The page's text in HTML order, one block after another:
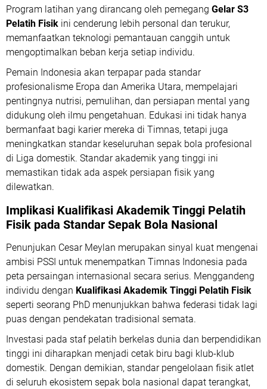
Program latihan yang dirancang oleh pemegang Gelar S3
Pelatih Fisik ini cenderung lebih personal dan terukur,
memanfaatkan teknologi pemantauan canggih untuk
mengoptimalkan beban kerja setiap individu.
Pemain Indonesia akan terpapar pada standar
profesionalisme Eropa dan Amerika Utara, mempelajari
pentingnya nutrisi, pemulihan, dan persiapan mental yang
didukung oleh ilmu pengetahuan. Edukasi ini tidak hanya
bermanfaat bagi karier mereka di Timnas, tetapi juga
meningkatkan standar keseluruhan sepak bola profesional
di Liga domestik. Standar akademik yang tinggi ini
memastikan tidak ada aspek persiapan fisik yang
dilewatkan.
Implikasi Kualifikasi Akademik Tinggi Pelatih
Fisik pada Standar Sepak Bola Nasional
Penunjukan Cesar Meylan merupakan sinyal kuat mengenai
ambisi PSSI untuk menempatkan Timnas Indonesia pada
peta persaingan internasional secara serius. Menggandeng
individu dengan Kualifikasi Akademik Tinggi Pelatih Fisik
seperti seorang PhD menunjukkan bahwa federasi tidak lagi
puas dengan pendekatan tradisional semata.
Investasi pada staf pelatih berkelas dunia dan berpendidikan
tinggi ini diharapkan menjadi cetak biru bagi klub-klub
domestik. Dengan demikian, standar pengelolaan fisik atlet
di seluruh ekosistem sepak bola nasional dapat terangkat,